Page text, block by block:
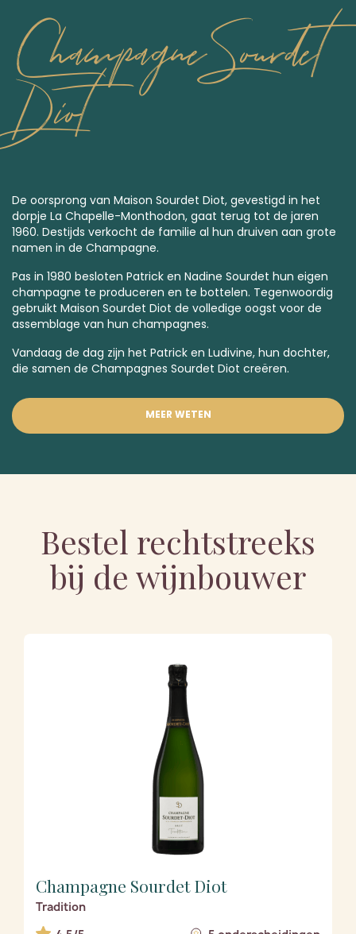
Champagne Sourdet
Diot
De oorsprong van Maison Sourdet Diot, gevestigd in het
dorpje La Chapelle-Monthodon, gaat terug tot de jaren
1960. Destijds verkocht de familie al hun druiven aan grote
namen in de Champagne.
Pas in 1980 besloten Patrick en Nadine Sourdet hun eigen
champagne te produceren en te bottelen. Tegenwoordig
gebruikt Maison Sourdet Diot de volledige oogst voor de
assemblage van hun champagnes.
Vandaag de dag zijn het Patrick en Ludivine, hun dochter,
die samen de Champagnes Sourdet Diot creëren.
MEER WETEN
Bestel rechtstreeks
bij de wijnbouwer
Champagne Sourdet Diot
Tradition